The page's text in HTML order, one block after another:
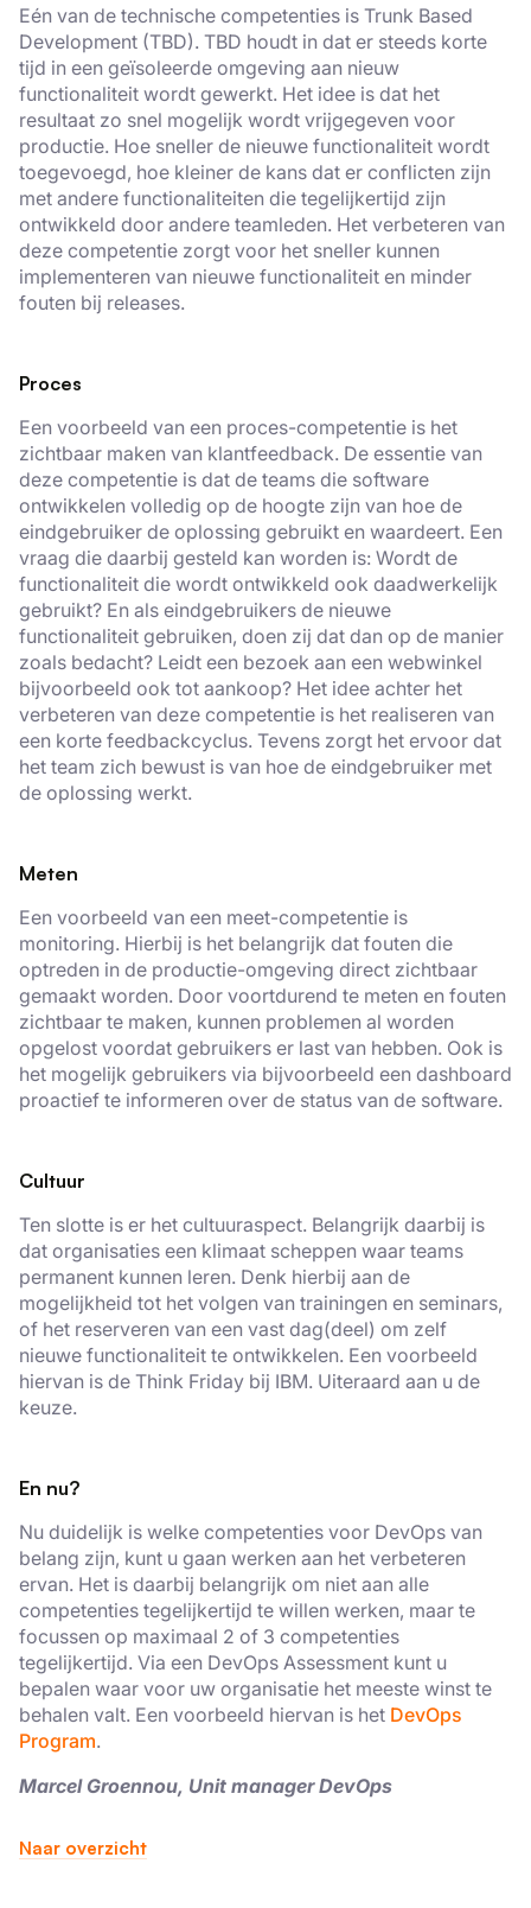
Eén van de technische competenties is Trunk Based
Development (TBD). TBD houdt in dat er steeds korte
tijd in een geïsoleerde omgeving aan nieuw
functionaliteit wordt gewerkt. Het idee is dat het
resultaat zo snel mogelijk wordt vrijgegeven voor
productie. Hoe sneller de nieuwe functionaliteit wordt
toegevoegd, hoe kleiner de kans dat er conflicten zijn
met andere functionaliteiten die tegelijkertijd zijn
ontwikkeld door andere teamleden. Het verbeteren van
deze competentie zorgt voor het sneller kunnen
implementeren van nieuwe functionaliteit en minder
fouten bij releases.
Proces
Een voorbeeld van een proces-competentie is het
zichtbaar maken van klantfeedback. De essentie van
deze competentie is dat de teams die software
ontwikkelen volledig op de hoogte zijn van hoe de
eindgebruiker de oplossing gebruikt en waardeert. Een
vraag die daarbij gesteld kan worden is: Wordt de
functionaliteit die wordt ontwikkeld ook daadwerkelijk
gebruikt? En als eindgebruikers de nieuwe
functionaliteit gebruiken, doen zij dat dan op de manier
zoals bedacht? Leidt een bezoek aan een webwinkel
bijvoorbeeld ook tot aankoop? Het idee achter het
verbeteren van deze competentie is het realiseren van
een korte feedbackcyclus. Tevens zorgt het ervoor dat
het team zich bewust is van hoe de eindgebruiker met
de oplossing werkt.
Meten
Een voorbeeld van een meet-competentie is
monitoring. Hierbij is het belangrijk dat fouten die
optreden in de productie-omgeving direct zichtbaar
gemaakt worden. Door voortdurend te meten en fouten
zichtbaar te maken, kunnen problemen al worden
opgelost voordat gebruikers er last van hebben. Ook is
het mogelijk gebruikers via bijvoorbeeld een dashboard
proactief te informeren over de status van de software.
Cultuur
Ten slotte is er het cultuuraspect. Belangrijk daarbij is
dat organisaties een klimaat scheppen waar teams
permanent kunnen leren. Denk hierbij aan de
mogelijkheid tot het volgen van trainingen en seminars,
of het reserveren van een vast dag(deel) om zelf
nieuwe functionaliteit te ontwikkelen. Een voorbeeld
hiervan is de Think Friday bij IBM. Uiteraard aan u de
keuze.
En nu?
Nu duidelijk is welke competenties voor DevOps van
belang zijn, kunt u gaan werken aan het verbeteren
ervan. Het is daarbij belangrijk om niet aan alle
competenties tegelijkertijd te willen werken, maar te
focussen op maximaal 2 of 3 competenties
tegelijkertijd. Via een DevOps Assessment kunt u
bepalen waar voor uw organisatie het meeste winst te
behalen valt. Een voorbeeld hiervan is het DevOps
Program.
Marcel Groennou, Unit manager DevOps
Naar overzicht